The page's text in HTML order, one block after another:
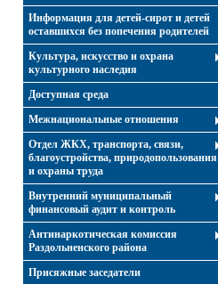
Информация для детей-сирот и детей
оставшихся без попечения родителей
Культура, искусство и охрана
культурного наследия
Доступная среда
Межнациональные отношения
Отдел ЖКХ, транспорта, связи,
благоустройства, природопользования
и охраны труда
Внутренний муниципальный
финансовый аудит и контроль
Антинаркотическая комиссия
Раздольненского района
Присяжные заседатели